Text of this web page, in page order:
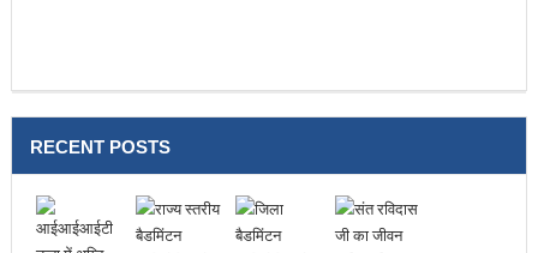
RECENT POSTS